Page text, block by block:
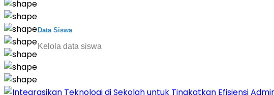
Data Siswa
Kelola data siswa